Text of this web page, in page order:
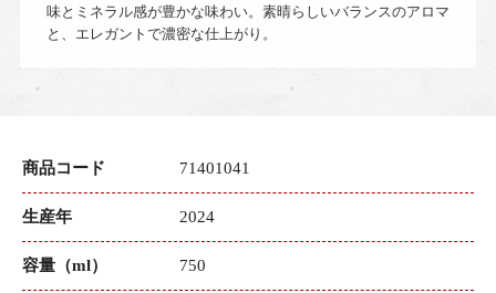
味とミネラル感が豊かな味わい。素晴らしいバランスのアロマ
と、エレガントで濃密な仕上がり。
商品コード 71401041
生産年 2024
容量（ml） 750